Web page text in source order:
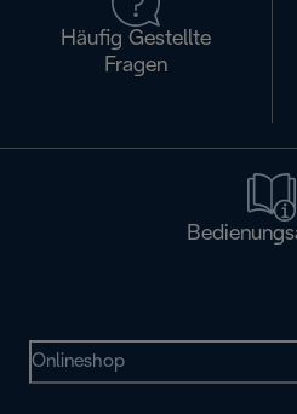
Häufig Gestellte
Fragen
Onlineshop